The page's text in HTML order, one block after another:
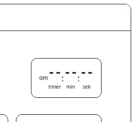
om--
timer
:--
min
:--
sek